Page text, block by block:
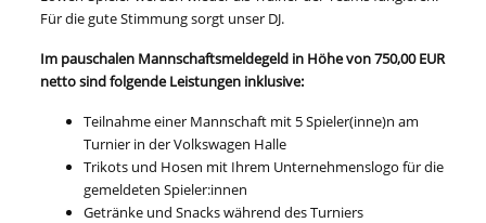
Für die gute Stimmung sorgt unser DJ.
Im pauschalen Mannschaftsmeldegeld in Höhe von 750,00 EUR
netto sind folgende Leistungen inklusive:
Teilnahme einer Mannschaft mit 5 Spieler(inne)n am
Turnier in der Volkswagen Halle
Trikots und Hosen mit Ihrem Unternehmenslogo für die
gemeldeten Spieler:innen
Getränke und Snacks während des Turniers